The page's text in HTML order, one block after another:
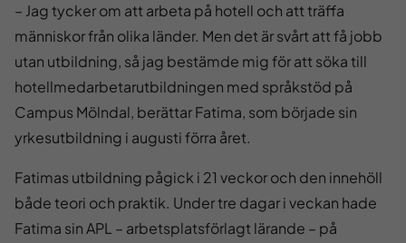
– Jag tycker om att arbeta på hotell och att träffa
människor från olika länder. Men det är svårt att få jobb
utan utbildning, så jag bestämde mig för att söka till
hotellmedarbetarutbildningen med språkstöd på
Campus Mölndal, berättar Fatima, som började sin
yrkesutbildning i augusti förra året.
Fatimas utbildning pågick i 21 veckor och den innehöll
både teori och praktik. Under tre dagar i veckan hade
Fatima sin APL – arbetsplatsförlagt lärande – på